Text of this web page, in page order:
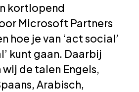
kortlopend
Microsoft Partners
hoe je van ‘act social’
kunt gaan. Daarbij
de talen Engels,
Arabisch,